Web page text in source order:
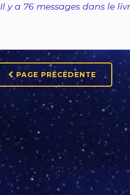
Il y a 76 messages dans le
PAGE PRÉCÉDENTE